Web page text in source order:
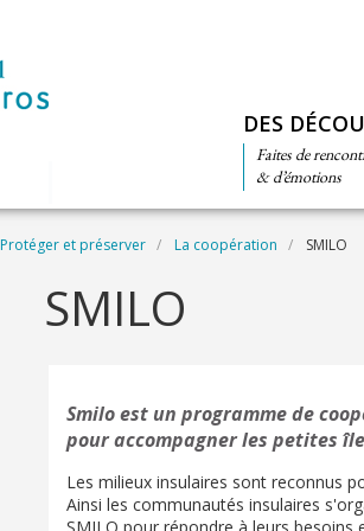
DES
Faites de
& d’émotions
Protéger et préserver La coopération SMILO
SMILO
Smilo est un programme de
pour accompagner les petites
Les milieux insulaires sont reconnus
Ainsi les communautés insulaires